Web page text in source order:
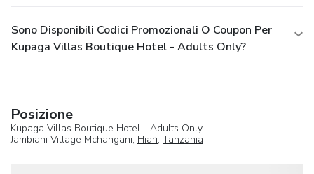
Sono Disponibili Codici Promozionali O Coupon Per
Kupaga Villas Boutique Hotel - Adults Only?
Posizione
Kupaga Villas Boutique Hotel - Adults Only
Jambiani Village Mchangani, Hiari, Tanzania